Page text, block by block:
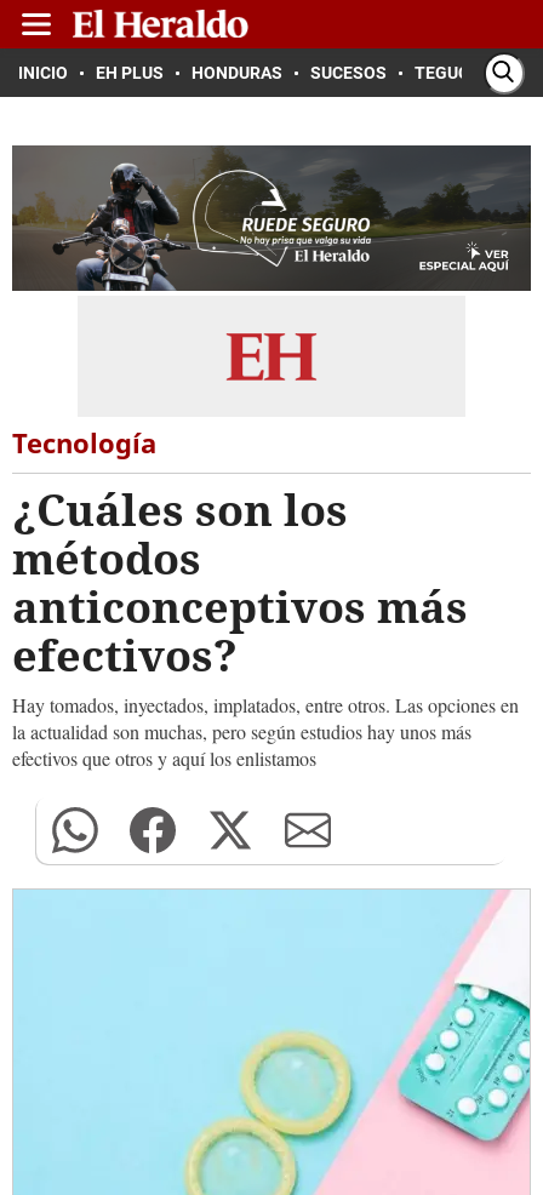
INICIO EH PLUS HONDURAS SUCESOS TEGUCIGALPA
Tecnología
¿Cuáles son los
métodos
anticonceptivos más
efectivos?
Hay tomados, inyectados, implatados, entre otros. Las opciones en
la actualidad son muchas, pero según estudios hay unos más
efectivos que otros y aquí los enlistamos